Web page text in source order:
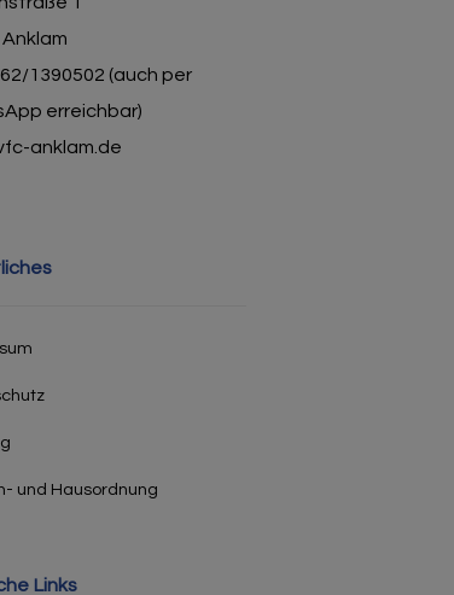
1390502 (auch per
erreichbar)
anklam.de
und Hausordnung
Links